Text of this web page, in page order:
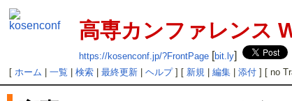
高専カンファレンス
https://kosenconf.jp/?FrontPage [bit.ly]
[ホーム |一覧 |検索 |最終更新 |ヘルプ] [ 新規 |編集 |添付 ] [ no